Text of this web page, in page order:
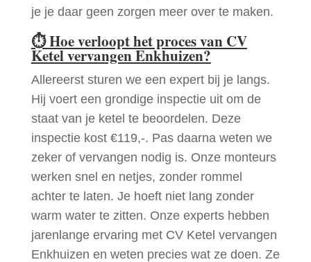
je je daar geen zorgen meer over te maken.
⏱Hoe verloopt het proces van CV
Ketel vervangen Enkhuizen?
Allereerst sturen we een expert bij je langs.
Hij voert een grondige inspectie uit om de
staat van je ketel te beoordelen. Deze
inspectie kost €119,-. Pas daarna weten we
zeker of vervangen nodig is. Onze monteurs
werken snel en netjes, zonder rommel
achter te laten. Je hoeft niet lang zonder
warm water te zitten. Onze experts hebben
jarenlange ervaring met CV Ketel vervangen
Enkhuizen en weten precies wat ze doen. Ze